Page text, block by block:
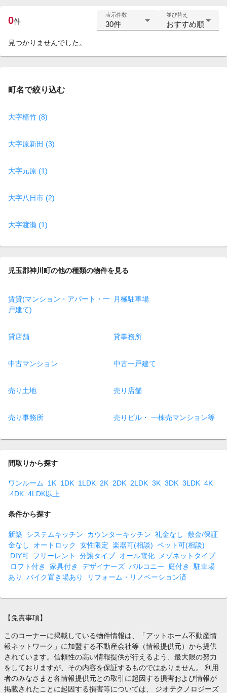
0件
表示件数
30件
並び替え
おすすめ順
見つかりませんでした。
町名で絞り込む
大字植竹 (8)
大字原新田 (3)
大字元原 (1)
大字八日市 (2)
大字渡瀬 (1)
児玉郡神川町の他の種類の物件を見る
賃貸(マンション・アパート・一
戸建て)
月極駐車場
貸店舗 貸事務所
中古マンション 中古一戸建て
売り土地 売り店舗
売り事務所 売りビル・ 一棟売マンション等
間取りから探す
ワンルーム 1K 1DK 1LDK 2K 2DK 2LDK 3K 3DK 3LDK 4K
4DK 4LDK以上
条件から探す
新築 システムキッチン カウンターキッチン 礼金なし
敷金/保証
金なし
オートロック 女性限定 楽器可(相談) ペット可(相談)
DIY可 フリーレント 分譲タイプ オール電化
メゾネットタイプ
ロフト付き
家具付き デザイナーズ バルコニー 庭付き
駐車場
あり
バイク置き場あり リフォーム・リノベーション済
【免責事項】
このコーナーに掲載している物件情報は、「アットホーム不動産情
報ネットワーク」に加盟する不動産会社等（情報提供元）から提供
されています。信頼性の高い情報提供が行えるよう、最大限の努力
をしておりますが、その内容を保証するものではありません。 利用
者のみなさまと各情報提供元との取引に起因する損害および情報が
掲載されたことに起因する損害等については、 ジオテクノロジーズ